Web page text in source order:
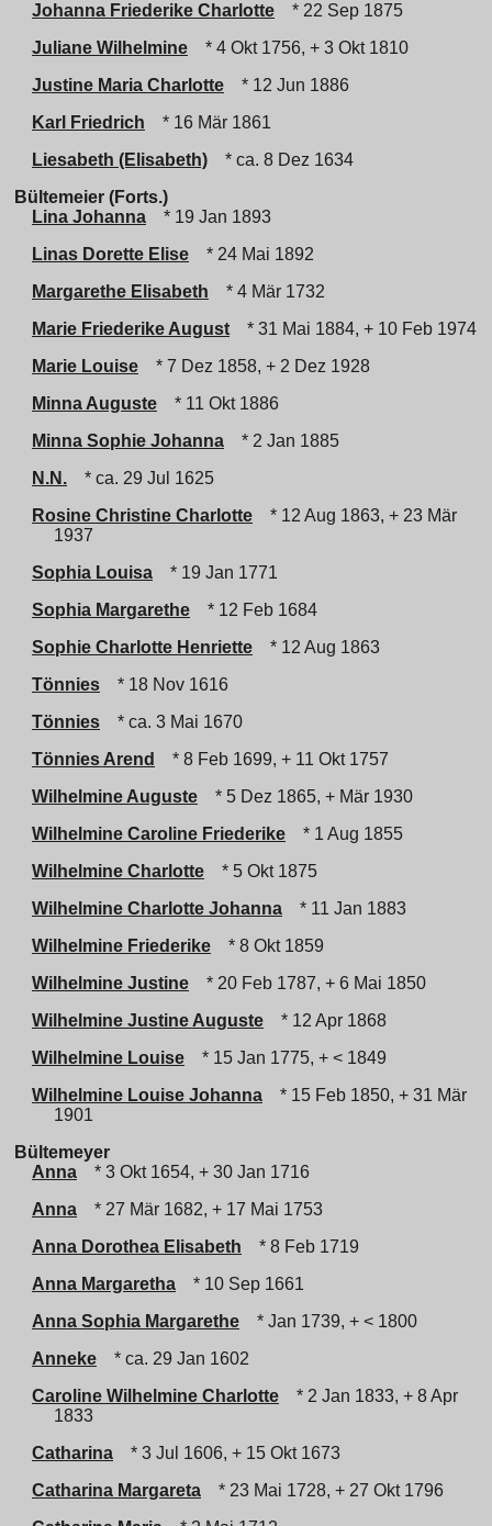
Johanna Friederike Charlotte
* 22 Sep 1875
Juliane Wilhelmine
* 4 Okt 1756, + 3 Okt 1810
Justine Maria Charlotte
* 12 Jun 1886
Karl Friedrich
* 16 Mär 1861
Liesabeth (Elisabeth)
* ca. 8 Dez 1634
Bültemeier (Forts.)
Lina Johanna
* 19 Jan 1893
Linas Dorette Elise
* 24 Mai 1892
Margarethe Elisabeth
* 4 Mär 1732
Marie Friederike August
* 31 Mai 1884, + 10 Feb 1974
Marie Louise
* 7 Dez 1858, + 2 Dez 1928
Minna Auguste
* 11 Okt 1886
Minna Sophie Johanna
* 2 Jan 1885
N.N.
* ca. 29 Jul 1625
Rosine Christine Charlotte
* 12 Aug 1863, + 23 Mär
1937
Sophia Louisa
* 19 Jan 1771
Sophia Margarethe
* 12 Feb 1684
Sophie Charlotte Henriette
* 12 Aug 1863
Tönnies
* 18 Nov 1616
Tönnies
* ca. 3 Mai 1670
Tönnies Arend
* 8 Feb 1699, + 11 Okt 1757
Wilhelmine Auguste
* 5 Dez 1865, + Mär 1930
Wilhelmine Caroline Friederike
* 1 Aug 1855
Wilhelmine Charlotte
* 5 Okt 1875
Wilhelmine Charlotte Johanna
* 11 Jan 1883
Wilhelmine Friederike
* 8 Okt 1859
Wilhelmine Justine
* 20 Feb 1787, + 6 Mai 1850
Wilhelmine Justine Auguste
* 12 Apr 1868
Wilhelmine Louise
* 15 Jan 1775, + < 1849
Wilhelmine Louise Johanna
* 15 Feb 1850, + 31 Mär
1901
Bültemeyer
Anna
* 3 Okt 1654, + 30 Jan 1716
Anna
* 27 Mär 1682, + 17 Mai 1753
Anna Dorothea Elisabeth
* 8 Feb 1719
Anna Margaretha
* 10 Sep 1661
Anna Sophia Margarethe
* Jan 1739, + < 1800
Anneke
* ca. 29 Jan 1602
Caroline Wilhelmine Charlotte
* 2 Jan 1833, + 8 Apr
1833
Catharina
* 3 Jul 1606, + 15 Okt 1673
Catharina Margareta
* 23 Mai 1728, + 27 Okt 1796